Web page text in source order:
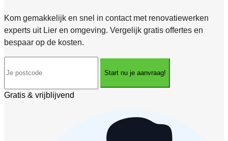
Kom gemakkelijk en snel in contact met renovatiewerken
experts uit Lier en omgeving. Vergelijk gratis offertes en
bespaar op de kosten.
Start nu je aanvraag!
Gratis & vrijblijvend